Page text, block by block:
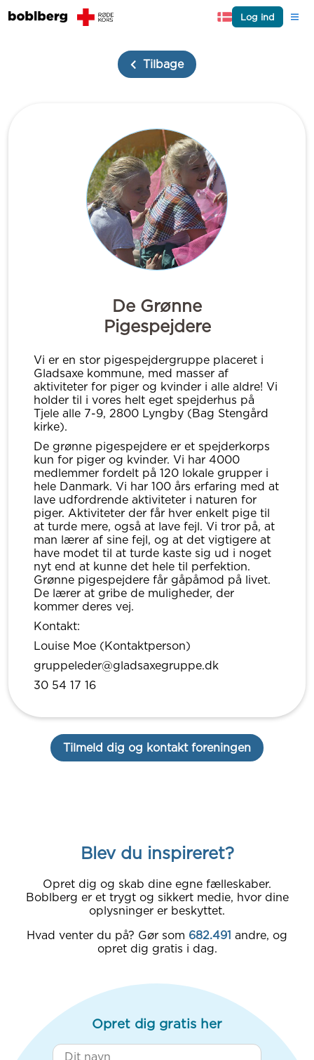
Log ind
Tilbage
De Grønne
Pigespejdere
Vi er en stor pigespejdergruppe placeret i
Gladsaxe kommune, med masser af
aktiviteter for piger og kvinder i alle aldre! Vi
holder til i vores helt eget spejderhus på
Tjele alle 7-9, 2800 Lyngby (Bag Stengård
kirke).
De grønne pigespejdere er et spejderkorps
kun for piger og kvinder. Vi har 4000
medlemmer fordelt på 120 lokale grupper i
hele Danmark. Vi har 100 års erfaring med at
lave udfordrende aktiviteter i naturen for
piger. Aktiviteter der får hver enkelt pige til
at turde mere, også at lave fejl. Vi tror på, at
man lærer af sine fejl, og at det vigtigere at
have modet til at turde kaste sig ud i noget
nyt end at kunne det hele til perfektion.
Grønne pigespejdere får gåpåmod på livet.
De lærer at gribe de muligheder, der
kommer deres vej.
Kontakt:
Louise Moe (Kontaktperson)
gruppeleder@gladsaxegruppe.dk
30 54 17 16
Tilmeld dig og kontakt foreningen
Blev du inspireret?
Opret dig og skab dine egne fælleskaber.
Boblberg er et trygt og sikkert medie, hvor dine
oplysninger er beskyttet.
Hvad venter du på? Gør som 682.491 andre, og
opret dig gratis i dag.
Opret dig gratis her